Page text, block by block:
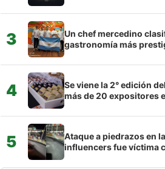
3
Un chef mercedino
gastronomía más
4
Se viene la 2° edición
más de 20 expositores
5
Ataque a piedrazos en
influencers fue víctima